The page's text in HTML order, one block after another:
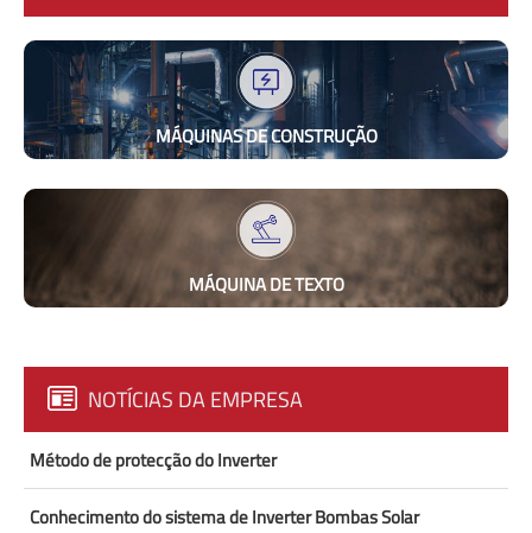
MÁQUINAS DE CONSTRUÇÃO
MÁQUINA DE TEXTO
NOTÍCIAS DA EMPRESA
Método de protecção do Inverter
Conhecimento do sistema de Inverter Bombas Solar